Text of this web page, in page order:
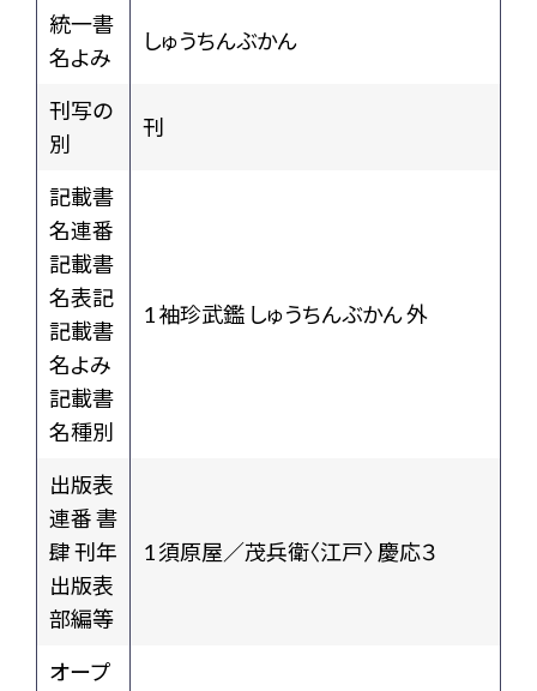
統一書
名よみ
しゅうちんぶかん
刊写の
別
刊
記載書
名連番
記載書
名表記
記載書
名よみ
記載書
名種別
1 袖珍武鑑 しゅうちんぶかん 外
出版表
連番 書
肆 刊年
出版表
部編等
1 須原屋／茂兵衛〈江戸〉 慶応３
オープ